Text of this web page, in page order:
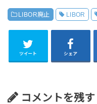
LIBOR廃止 LIBOR
ツイート シェア
コメントを残す